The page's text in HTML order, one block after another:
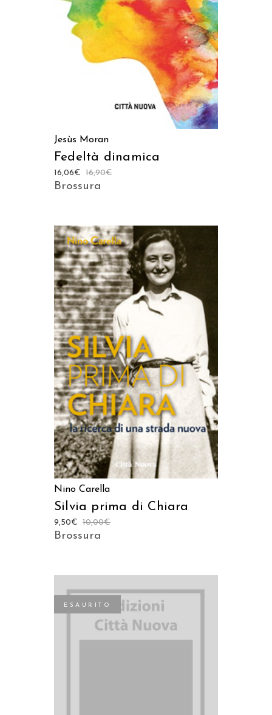
AGGIUNGI AL CARRELLO
Jesùs Moran
Fedeltà dinamica
16,90€
16,06€
Brossura
AGGIUNGI AL CARRELLO
Nino Carella
Silvia prima di Chiara
10,00€
9,50€
Brossura
ESAURITO